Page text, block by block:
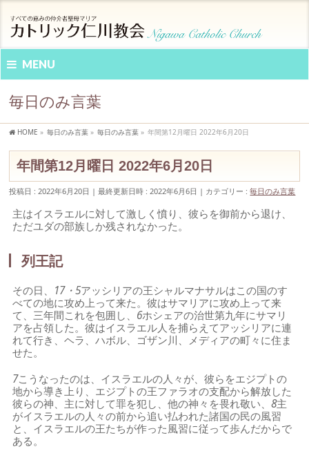
MENU
毎日のみ言葉
HOME » 毎日のみ言葉 » 毎日のみ言葉 » 年間第12月曜日 2022年6月20日
年間第12月曜日 2022年6月20日
投稿日 : 2022年6月20日 最終更新日時 : 2022年6月6日 カテゴリー :毎日のみ言葉
主はイスラエルに対して激しく憤り、彼らを御前から退け、
ただユダの部族しか残されなかった。
列王記
その日、 17・5アッシリアの王シャルマナサルはこの国のす
べての地に攻め上って来た。彼はサマリアに攻め上って来
て、三年間これを包囲し、 6ホシェアの治世第九年にサマリ
アを占領した。彼はイスラエル人を捕らえてアッシリアに連
れて行き、ヘラ、ハボル、ゴザン川、メディアの町々に住ま
せた。
7こうなったのは、イスラエルの人々が、彼らをエジプトの
地から導き上り、エジプトの王ファラオの支配から解放した
彼らの神、主に対して罪を犯し、他の神々を畏れ敬い、8主
がイスラエルの人々の前から追い払われた諸国の民の風習
と、イスラエルの王たちが作った風習に従って歩んだからで
ある。